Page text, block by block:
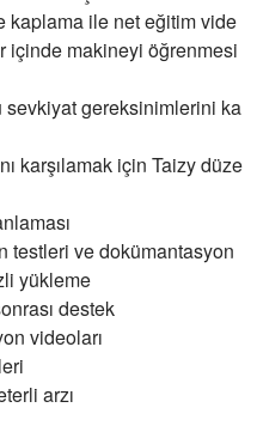
kaplama ile net eğitim vide
içinde makineyi öğrenmesi
sevkiyat gereksinimlerini ka
karşılamak için Taizy düze
testleri ve dokümantasyon
yükleme
destek
videoları
arzı